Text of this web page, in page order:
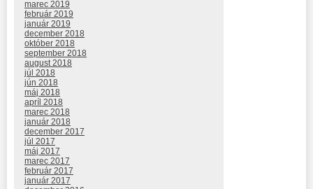
marec 2019
február 2019
január 2019
december 2018
október 2018
september 2018
august 2018
júl 2018
jún 2018
máj 2018
apríl 2018
marec 2018
január 2018
december 2017
júl 2017
máj 2017
marec 2017
február 2017
január 2017